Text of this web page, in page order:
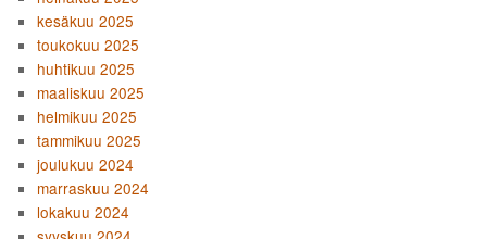
kesäkuu 2025
toukokuu 2025
huhtikuu 2025
maaliskuu 2025
helmikuu 2025
tammikuu 2025
joulukuu 2024
marraskuu 2024
lokakuu 2024